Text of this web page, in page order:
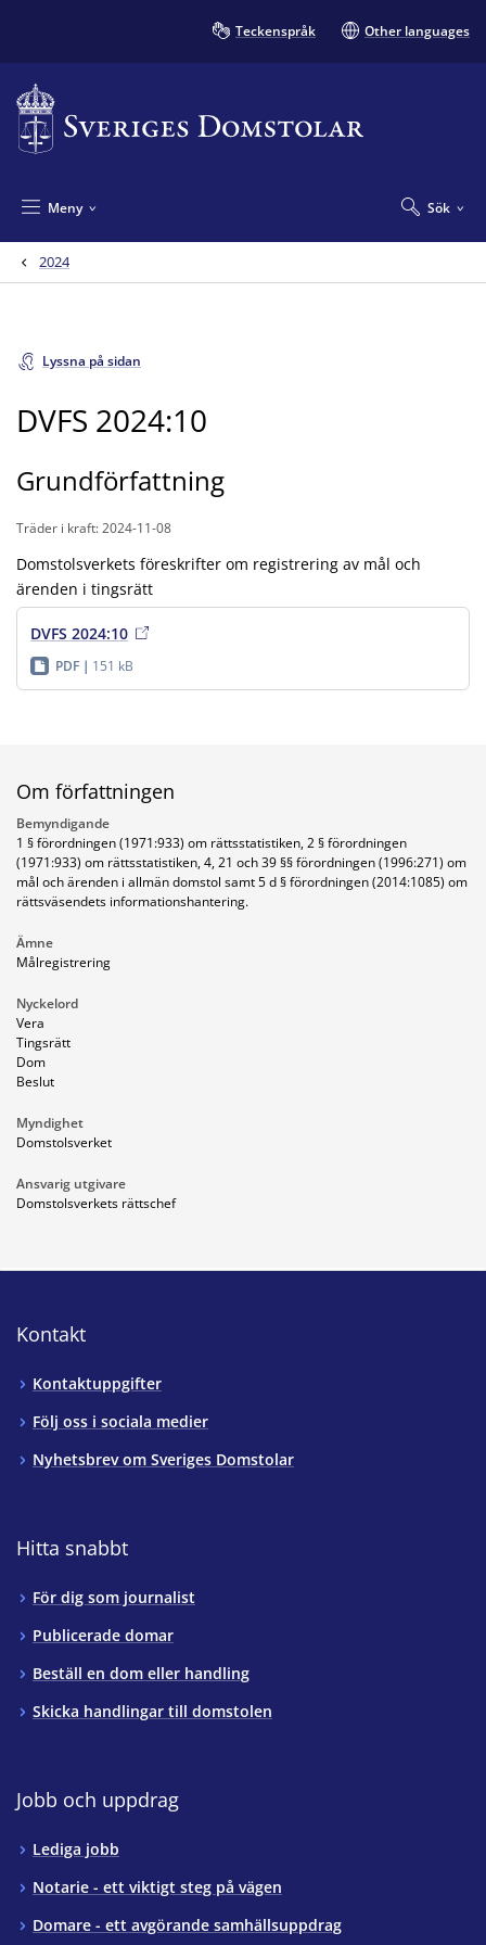
Teckenspråk Other languages
Sök
Meny
2024
Lyssna på sidan
DVFS 2024:10
Grundförfattning
Träder i kraft: 2024-11-08
Domstolsverkets föreskrifter om registrering av mål och
ärenden i tingsrätt
DVFS 2024:10
PDF 151 kB
Om författningen
Bemyndigande
1 § förordningen (1971:933) om rättsstatistiken, 2 § förordningen
(1971:933) om rättsstatistiken, 4, 21 och 39 §§ förordningen (1996:271) om
mål och ärenden i allmän domstol samt 5 d § förordningen (2014:1085) om
rättsväsendets informationshantering.
Ämne
Målregistrering
Nyckelord
Vera
Tingsrätt
Dom
Beslut
Myndighet
Domstolsverket
Ansvarig utgivare
Domstolsverkets rättschef
Kontakt
Kontaktuppgifter
Följ oss i sociala medier
Nyhetsbrev om Sveriges Domstolar
Hitta snabbt
För dig som journalist
Publicerade domar
Beställ en dom eller handling
Skicka handlingar till domstolen
Jobb och uppdrag
Lediga jobb
Notarie - ett viktigt steg på vägen
Domare - ett avgörande samhällsuppdrag